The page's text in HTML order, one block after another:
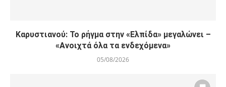
Καρυστιανού: Το ρήγμα στην «Ελπίδα» μεγαλώνει –
«Ανοιχτά όλα τα ενδεχόμενα»
05/08/2026